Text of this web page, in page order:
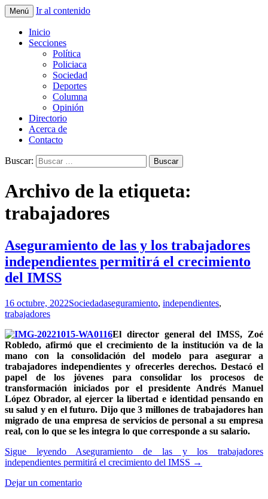
La Yunta de Tepic
Menú Ir al contenido
Inicio
Secciones
Política
Policiaca
Sociedad
Deportes
Columna
Opinión
Directorio
Acerca de
Contacto
Buscar:
Archivo de la etiqueta:
trabajadores
Aseguramiento de las y los trabajadores
independientes permitirá el crecimiento
del IMSS
16 octubre, 2022Sociedadaseguramiento, independientes,
trabajadores
El director general del IMSS, Zoé
Robledo, afirmó que el crecimiento de la institución va de la
mano con la consolidación del modelo para asegurar a
trabajadores independientes y ofrecerles derechos. Destacó el
papel de los jóvenes para consolidar los procesos de
transformación iniciados por el presidente Andrés Manuel
López Obrador, al ejercer la libertad e identidad pensando en
su salud y en el futuro. Dijo que 3 millones de trabajadores han
migrado de una empresa de servicios de personal a su empresa
real, con lo que se les integra lo que corresponde a su salario.
Sigue leyendo Aseguramiento de las y los trabajadores
independientes permitirá el crecimiento del IMSS →
Dejar un comentario